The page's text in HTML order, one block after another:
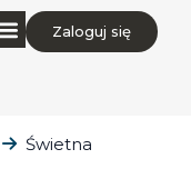
Zaloguj się
Świetna